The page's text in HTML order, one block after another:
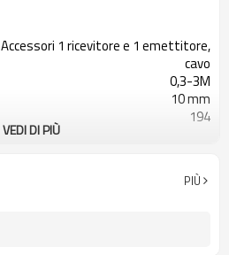
Accessori 1 ricevitore e 1 emettitore,
cavo
0,3-3M
10 mm
194
Dotato di connettore M8
VEDI DI PIÙ
PIÙ